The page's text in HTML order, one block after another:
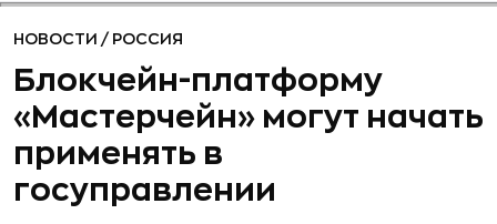
НОВОСТИ / РОССИЯ
Блокчейн-платформу
«Мастерчейн» могут начать
применять в
госуправлении